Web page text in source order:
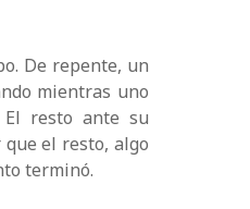
De repente, un
mientras uno
resto ante su
el resto, algo
terminó.